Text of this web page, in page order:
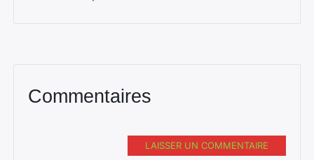
Commentaires
LAISSER UN COMMENTAIRE